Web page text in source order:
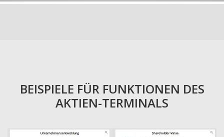
BEISPIELE FÜR FUNKTIONEN DES
AKTIEN-TERMINALS